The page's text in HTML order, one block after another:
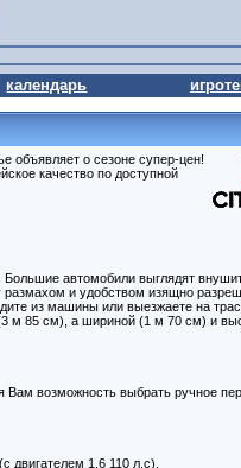
календарь
объявляет о сезоне супер-цен!
качество по доступной
Большие автомобили выглядят
размахом и удобством изящно
из машины или выезжаете на
м 85 см), а шириной (1 м 70 см) и
Вам возможность выбрать ручное
двигателем 1,6 110 л.с).